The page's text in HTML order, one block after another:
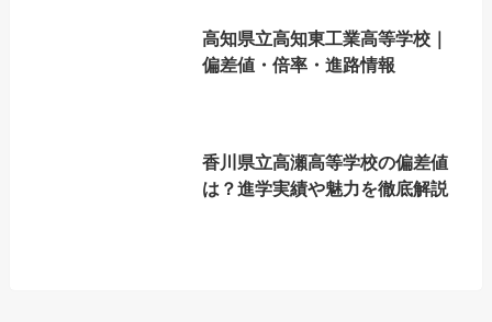
高知県立高知東工業高等学校｜
偏差値・倍率・進路情報
香川県立高瀬高等学校の偏差値
は？進学実績や魅力を徹底解説